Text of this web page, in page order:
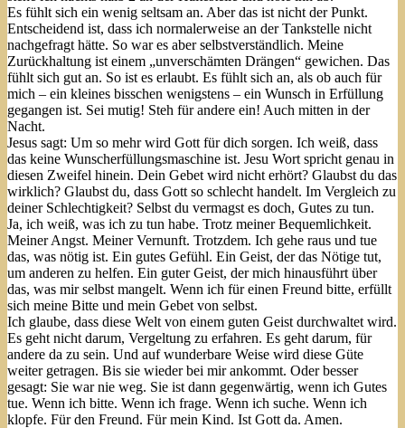
Es fühlt sich ein wenig seltsam an. Aber das ist nicht der Punkt.
Entscheidend ist, dass ich normalerweise an der Tankstelle nicht
nachgefragt hätte. So war es aber selbstverständlich. Meine
Zurückhaltung ist einem „unverschämten Drängen“ gewichen. Das
fühlt sich gut an. So ist es erlaubt. Es fühlt sich an, als ob auch für
mich – ein kleines bisschen wenigstens – ein Wunsch in Erfüllung
gegangen ist. Sei mutig! Steh für andere ein! Auch mitten in der
Nacht.
Jesus sagt: Um so mehr wird Gott für dich sorgen. Ich weiß, dass
das keine Wunscherfüllungsmaschine ist. Jesu Wort spricht genau in
diesen Zweifel hinein. Dein Gebet wird nicht erhört? Glaubst du das
wirklich? Glaubst du, dass Gott so schlecht handelt. Im Vergleich zu
deiner Schlechtigkeit? Selbst du vermagst es doch, Gutes zu tun.
Ja, ich weiß, was ich zu tun habe. Trotz meiner Bequemlichkeit.
Meiner Angst. Meiner Vernunft. Trotzdem. Ich gehe raus und tue
das, was nötig ist. Ein gutes Gefühl. Ein Geist, der das Nötige tut,
um anderen zu helfen. Ein guter Geist, der mich hinausführt über
das, was mir selbst mangelt. Wenn ich für einen Freund bitte, erfüllt
sich meine Bitte und mein Gebet von selbst.
Ich glaube, dass diese Welt von einem guten Geist durchwaltet wird.
Es geht nicht darum, Vergeltung zu erfahren. Es geht darum, für
andere da zu sein. Und auf wunderbare Weise wird diese Güte
weiter getragen. Bis sie wieder bei mir ankommt. Oder besser
gesagt: Sie war nie weg. Sie ist dann gegenwärtig, wenn ich Gutes
tue. Wenn ich bitte. Wenn ich frage. Wenn ich suche. Wenn ich
klopfe. Für den Freund. Für mein Kind. Ist Gott da. Amen.